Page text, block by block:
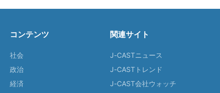
コンテンツ
社会
政治
経済
関連サイト
J-CASTニュース
J-CASTトレンド
J-CAST会社ウォッチ